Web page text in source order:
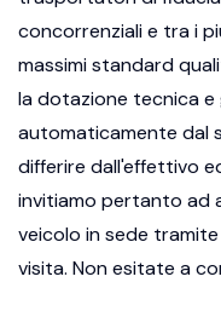
concorrenziali e tra i
massimi standard
la dotazione tecnica
automaticamente dal
differire dall'effettivo
invitiamo pertanto ad
veicolo in sede
visita. Non esitate a